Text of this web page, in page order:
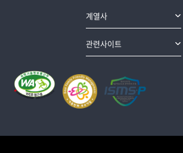
계열사
관련사이트